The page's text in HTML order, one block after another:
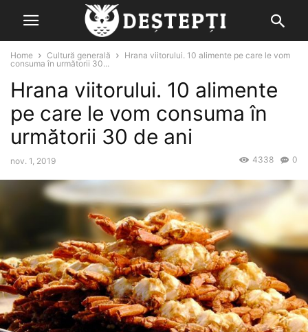
Home Cultură generală
Hrana viitorului. 10 alimente pe care le vom
consuma în următorii 30...
Hrana viitorului. 10 alimente
pe care le vom consuma în
următorii 30 de ani
nov. 1, 2019 0
4338